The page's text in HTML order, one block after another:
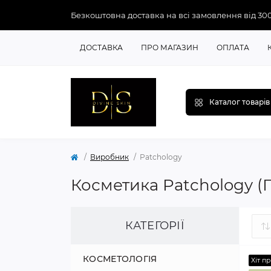
Безкоштовна доставка на всі замовлення від
ДОСТАВКА ПРО МАГАЗИН ОПЛАТА
Каталог товарів
Виробник Patchology
Косметика Patchology
КАТЕГОРІЇ
КОСМЕТОЛОГІЯ
Хіт